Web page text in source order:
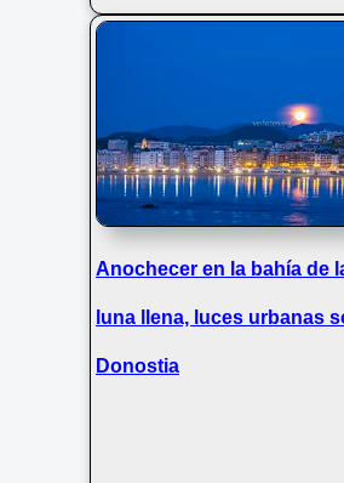
Anochecer en la bahía de
luna llena, luces urbanas
Donostia